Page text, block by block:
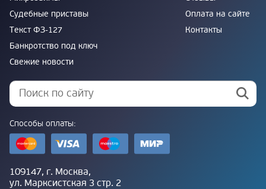
Судебные приставы
Текст ФЗ-127
Банкротство под ключ
Свежие новости
Оплата на сайте
Контакты
Способы оплаты:
109147, г. Москва,
ул. Марксистская 3 стр. 2